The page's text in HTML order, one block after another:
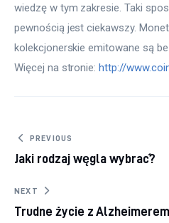
wiedzę w tym zakresie. Taki
pewnością jest ciekawszy.
kolekcjonerskie emitowane są
Więcej na stronie: http://
Nawigacja wpisu
PREVIOUS
Jaki rodzaj węgla wybrać?
NEXT
Trudne życie z Alzheimerem